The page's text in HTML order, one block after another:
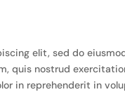
elit, sed do
quis nostrud
in reprehenderit in